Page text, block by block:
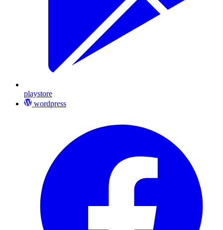
playstore
wordpress